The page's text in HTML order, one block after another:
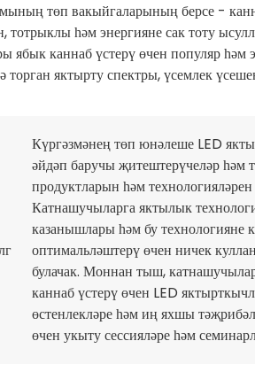
төп вакыйгаларының берсе -
тотрыклы һәм энергияне сак тоту
ябык каннаб үстерү өчен популяр
яктырту спектры, үсемлек
Күргәзмәнең төп юнәлеше LED
әйдәп баручы җитештерүчеләр һәм
продуктларын һәм технологияләрен
Катнашучыларга яктылык
казанышлары һәм бу технологияне
оптимальләштерү өчен ничек
булачак. Моннан тыш,
каннаб үстерү өчен LED
өстенлекләре һәм иң яхшы
өчен укыту сессияләре һәм